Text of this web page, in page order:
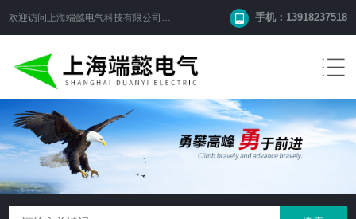
欢迎访问 上海端懿电气科技有限公司 网站！ 手机：13918237518